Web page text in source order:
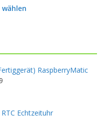
RaspberryMatic